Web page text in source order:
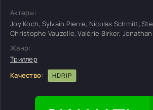
Актеры:
Joy Koch, Sylvain Pierre, Nicolas Schmitt,
Christophe Vauzelle, Valérie Birker,
Жанр:
Триллер
Качество:
HDRIP